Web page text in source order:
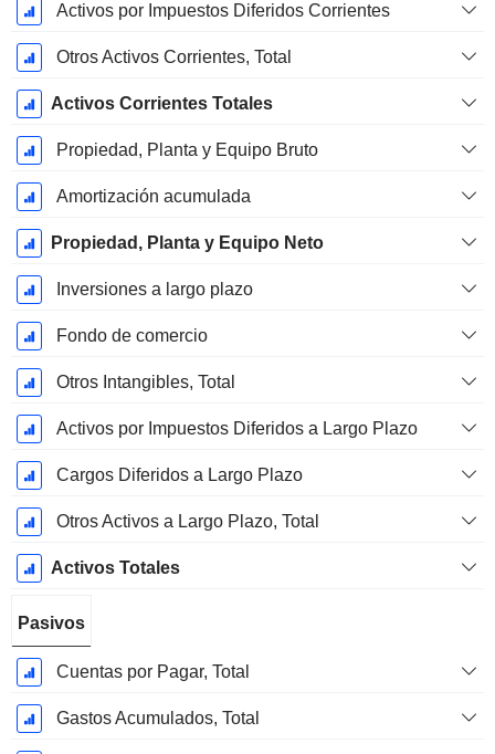
Activos por Impuestos Diferidos Corrientes
Otros Activos Corrientes, Total
Activos Corrientes Totales
Propiedad, Planta y Equipo Bruto
Amortización acumulada
Propiedad, Planta y Equipo Neto
Inversiones a largo plazo
Fondo de comercio
Otros Intangibles, Total
Activos por Impuestos Diferidos a Largo Plazo
Cargos Diferidos a Largo Plazo
Otros Activos a Largo Plazo, Total
Activos Totales
Pasivos
Cuentas por Pagar, Total
Gastos Acumulados, Total